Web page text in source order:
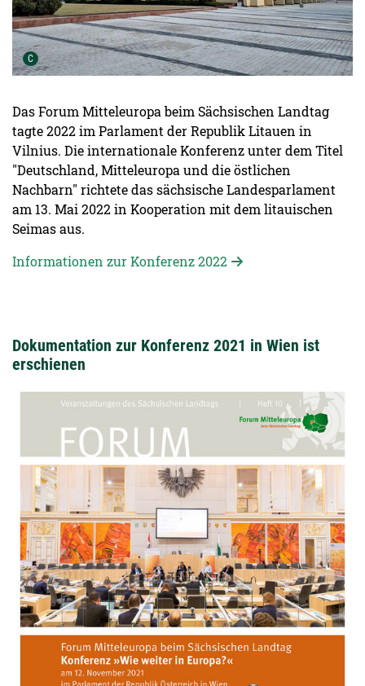
C Urheber der Grafik:
Das Forum Mitteleuropa beim Sächsischen Landtag
tagte 2022 im Parlament der Republik Litauen in
Vilnius. Die internationale Konferenz unter dem Titel
"Deutschland, Mitteleuropa und die östlichen
Nachbarn" richtete das sächsische Landesparlament
am 13. Mai 2022 in Kooperation mit dem litauischen
Seimas aus.
Informationen zur Konferenz 2022
Dokumentation zur Konferenz 2021 in Wien ist
erschienen